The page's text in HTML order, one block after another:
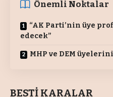
Önemli Noktalar
“AK Parti’nin üye
edecek”
MHP ve DEM
BESTİ KARALAR